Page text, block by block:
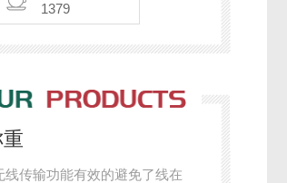
库房，油库的油桶装卸、搬
1379
传输功能有效的避免了线在